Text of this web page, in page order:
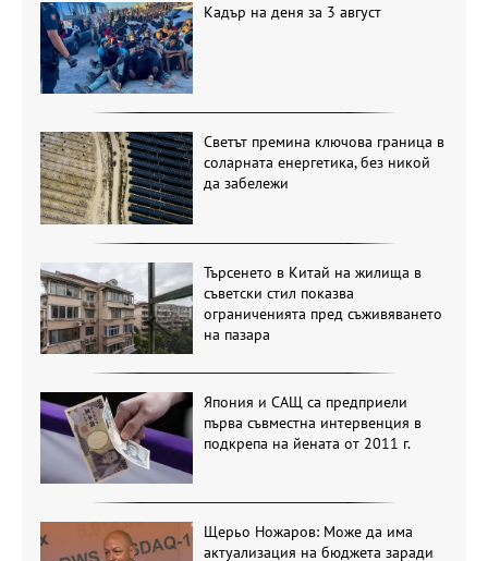
Кадър на деня за 3 август
Светът премина ключова граница в
соларната енергетика, без никой
да забележи
Търсенето в Китай на жилища в
съветски стил показва
ограниченията пред съживяването
на пазара
Япония и САЩ са предприели
първа съвместна интервенция в
подкрепа на йената от 2011 г.
Щерьо Ножаров: Може да има
актуализация на бюджета заради